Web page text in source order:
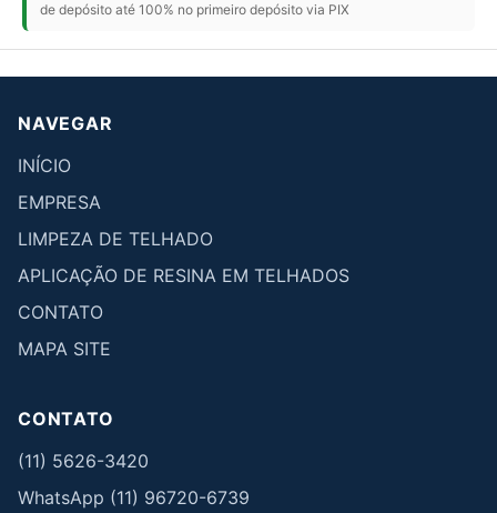
de depósito até 100% no primeiro depósito via PIX
NAVEGAR
INÍCIO
EMPRESA
LIMPEZA DE TELHADO
APLICAÇÃO DE RESINA EM TELHADOS
CONTATO
MAPA SITE
CONTATO
(11) 5626-3420
WhatsApp (11) 96720-6739